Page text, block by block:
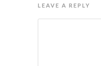
LEAVE A REPLY